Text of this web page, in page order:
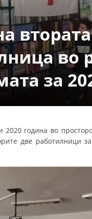
во
за
година во
две работилници